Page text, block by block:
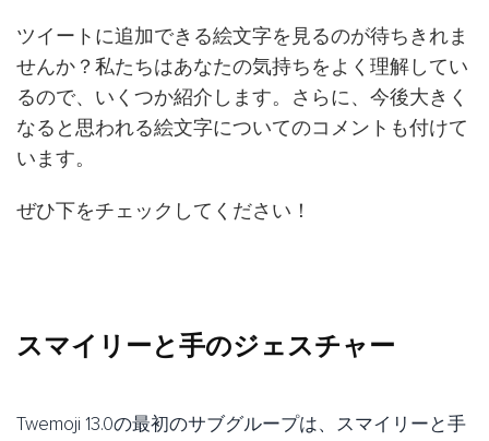
ツイートに追加できる絵文字を見るのが待ちきれま
せんか？私たちはあなたの気持ちをよく理解してい
るので、いくつか紹介します。さらに、今後大きく
なると思われる絵文字についてのコメントも付けて
います。
ぜひ下をチェックしてください！
スマイリーと手のジェスチャー
Twemoji 13.0の最初のサブグループは、スマイリーと手